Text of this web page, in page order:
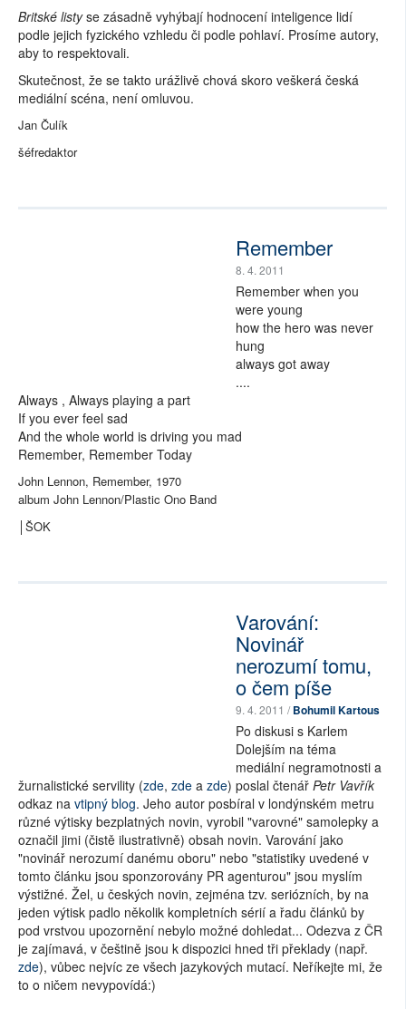
Britské listyse zásadně vyhýbají hodnocení inteligence lidí
podle jejich fyzického vzhledu či podle pohlaví. Prosíme autory,
aby to respektovali.
Skutečnost, že se takto urážlivě chová skoro veškerá česká
mediální scéna, není omluvou.
Jan Čulík
šéfredaktor
Remember
8. 4. 2011
Remember when you
were young
how the hero was never
hung
always got away
....
Always , Always playing a part
If you ever feel sad
And the whole world is driving you mad
Remember, Remember Today
John Lennon, Remember, 1970
album John Lennon/Plastic Ono Band
│ŠOK
Varování:
Novinář
nerozumí tomu,
o čem píše
9. 4. 2011 /Bohumil Kartous
Po diskusi s Karlem
Dolejším na téma
mediální negramotnosti a
žurnalistické servility (zde, zde a zde) poslal čtenář Petr Vavřík
odkaz na vtipný blog. Jeho autor posbíral v londýnském metru
různé výtisky bezplatných novin, vyrobil "varovné" samolepky a
označil jimi (čistě ilustrativně) obsah novin. Varování jako
"novinář nerozumí danému oboru" nebo "statistiky uvedené v
tomto článku jsou sponzorovány PR agenturou" jsou myslím
výstižné. Žel, u českých novin, zejména tzv. seriózních, by na
jeden výtisk padlo několik kompletních sérií a řadu článků by
pod vrstvou upozornění nebylo možné dohledat... Odezva z ČR
je zajímavá, v češtině jsou k dispozici hned tři překlady (např.
zde), vůbec nejvíc ze všech jazykových mutací. Neříkejte mi, že
to o ničem nevypovídá:)